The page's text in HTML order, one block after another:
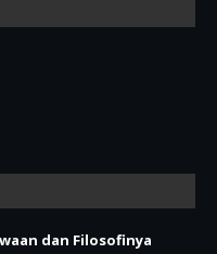
dan Filosofinya